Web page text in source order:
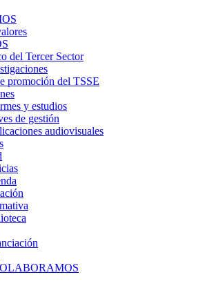
del Tercer Sector
promoción del TSSE
y estudios
de gestión
audiovisuales